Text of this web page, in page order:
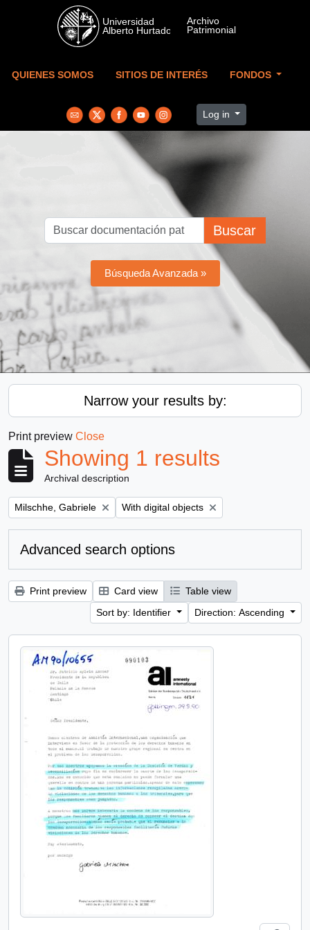
Skip to main content
QUIENES SOMOS SITIOS DE INTERÉS FONDOS
Log in
Buscar
Búsqueda Avanzada »
Narrow your results by:
Print preview Close
Showing 1 results
Archival description
Remove filter:
Milschhe, Gabriele Remove filter:
With digital objects
Advanced search options
Print preview Card view
Table view
Sort by: Identifier
Direction: Ascending